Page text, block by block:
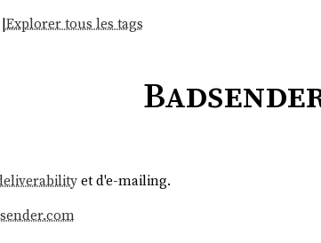
|Explorer tous les tags
et d'e-mailing.